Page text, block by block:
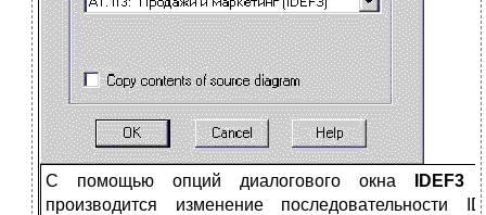
С помощью опций диалогового окна
IDEF3
производится изменение последовательности